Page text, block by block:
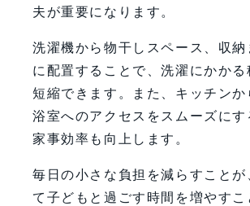
夫が重要になります。
洗濯機から物干しスペース、収納
に配置することで、洗濯にかかる
短縮できます。また、キッチンか
浴室へのアクセスをスムーズにす
家事効率も向上します。
毎日の小さな負担を減らすことが
て子どもと過ごす時間を増やすこ